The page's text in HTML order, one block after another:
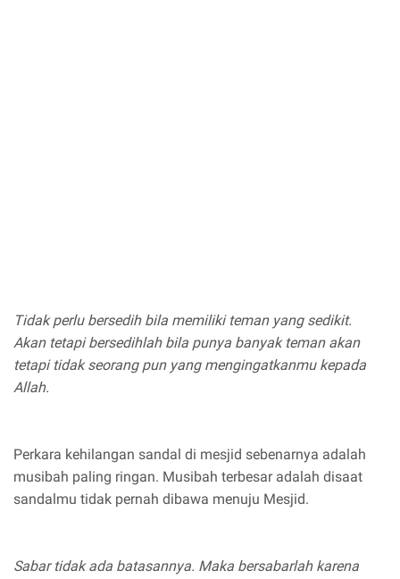
Tidak perlu bersedih bila memiliki teman yang sedikit.
Akan tetapi bersedihlah bila punya banyak teman akan
tetapi tidak seorang pun yang mengingatkanmu kepada
Allah.
Perkara kehilangan sandal di mesjid sebenarnya adalah
musibah paling ringan. Musibah terbesar adalah disaat
sandalmu tidak pernah dibawa menuju Mesjid.
Sabar tidak ada batasannya. Maka bersabarlah karena